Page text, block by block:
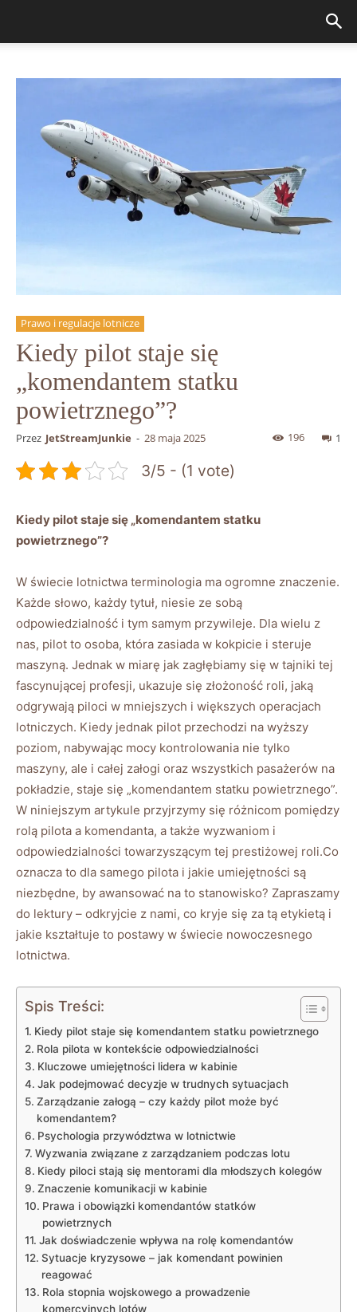
Prawo i regulacje lotnicze
Kiedy pilot staje się
„komendantem statku
powietrznego”?
Przez JetStreamJunkie - 28 maja 2025 1
196
3/5 - (1 vote)
Kiedy pilot staje się „komendantem statku
powietrznego”?
W świecie lotnictwa terminologia ma ogromne znaczenie.
Każde słowo, każdy tytuł, niesie ze sobą
odpowiedzialność i tym samym przywileje. Dla wielu z
nas, pilot to osoba, która zasiada w kokpicie i steruje
maszyną. Jednak w miarę jak zagłębiamy się w tajniki tej
fascynującej profesji, ukazuje się złożoność roli, jaką
odgrywają piloci w mniejszych i większych operacjach
lotniczych. Kiedy jednak pilot przechodzi na wyższy
poziom, nabywając mocy kontrolowania nie tylko
maszyny, ale i całej załogi oraz wszystkich pasażerów na
pokładzie, staje się „komendantem statku powietrznego”.
W niniejszym artykule przyjrzymy się różnicom pomiędzy
rolą pilota a komendanta, a także wyzwaniom i
odpowiedzialności towarzyszącym tej prestiżowej roli.Co
oznacza to dla samego pilota i jakie umiejętności są
niezbędne, by awansować na to stanowisko? Zapraszamy
do lektury – odkryjcie z nami, co kryje się za tą etykietą i
jakie kształtuje to postawy w świecie nowoczesnego
lotnictwa.
Spis Treści:
Kiedy pilot staje się komendantem statku powietrznego
Rola pilota w kontekście odpowiedzialności
Kluczowe umiejętności lidera w kabinie
Jak podejmować decyzje w trudnych sytuacjach
Zarządzanie załogą – czy każdy pilot może być
komendantem?
Psychologia przywództwa w lotnictwie
Wyzwania związane z zarządzaniem podczas lotu
Kiedy piloci stają się mentorami dla młodszych kolegów
Znaczenie komunikacji w kabinie
Prawa i obowiązki komendantów statków
powietrznych
Jak doświadczenie wpływa na rolę komendantów
Sytuacje kryzysowe – jak komendant powinien
reagować
Rola stopnia wojskowego a prowadzenie
komercyjnych lotów